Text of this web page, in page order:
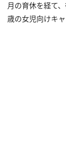
月の育休を経て
歳の女児向けキ